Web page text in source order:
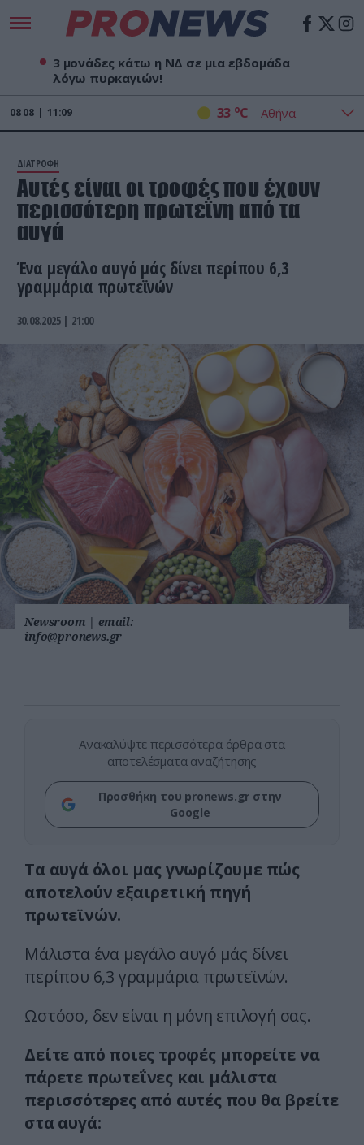
3 μονάδες κάτω η ΝΔ σε μια εβδομάδα
λόγω πυρκαγιών!
08 08 11:09 33 oC
ΔΙΑΤΡΟΦΗ
Αυτές είναι οι τροφές που έχουν
περισσότερη πρωτεΐνη από τα
αυγά
Ένα μεγάλο αυγό μάς δίνει περίπου 6,3
γραμμάρια πρωτεϊνών
30.08.2025 | 21:00
Newsroom | email:
info@pronews.gr
Ανακαλύψτε περισσότερα άρθρα στα
αποτελέσματα αναζήτησης
Προσθήκη του pronews.gr στην
Google
Τα αυγά όλοι μας γνωρίζουμε πώς
αποτελούν εξαιρετική πηγή
πρωτεϊνών.
Μάλιστα ένα μεγάλο αυγό μάς δίνει
περίπου 6,3 γραμμάρια πρωτεϊνών.
Ωστόσο, δεν είναι η μόνη επιλογή σας.
Δείτε από ποιες τροφές μπορείτε να
πάρετε πρωτεΐνες και μάλιστα
περισσότερες από αυτές που θα βρείτε
στα αυγά: